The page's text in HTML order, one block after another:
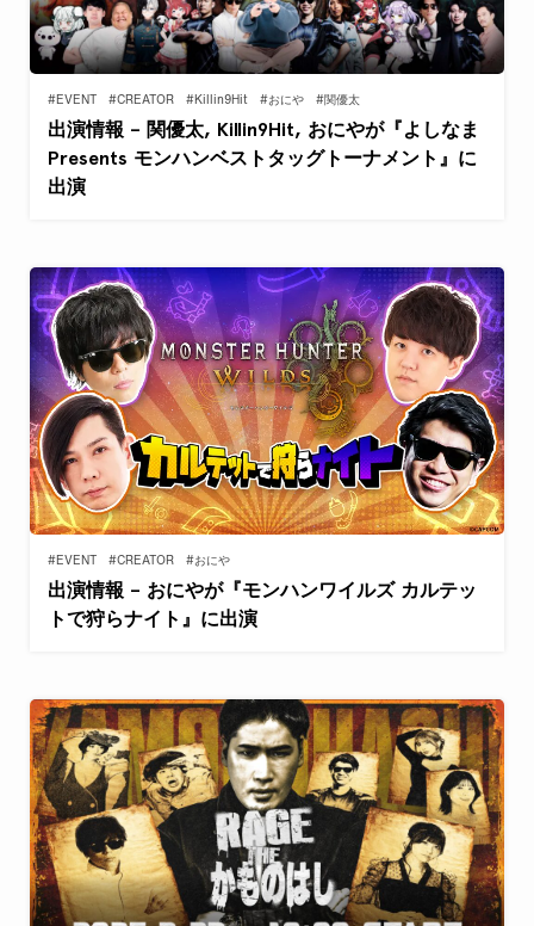
#EVENT #CREATOR #Killin9Hit #おにや #関優太
出演情報 – 関優太, Killin9Hit, おにやが『よしなま
Presents モンハンベストタッグトーナメント』に
出演
#EVENT #CREATOR #おにや
出演情報 – おにやが『モンハンワイルズ カルテッ
トで狩らナイト』に出演